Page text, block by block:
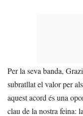
Per la seva banda,
subratllat el valor per
aquest acord és una
clau de la nostra feina: